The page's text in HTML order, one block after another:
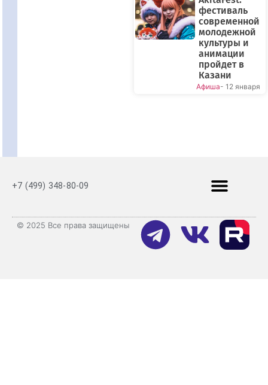
фестиваль
современной
молодежной
культуры и
анимации
пройдет в
Казани
Афиша- 12 января
+7 (499) 348-80-09
© 2025 Все права защищены